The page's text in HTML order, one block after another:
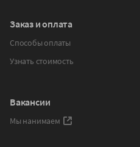
Заказ и оплата
Способы оплаты
Узнать стоимость
Вакансии
Мы нанимаем